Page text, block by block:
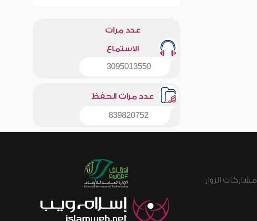
عدد مرات
الاستماع
3095013550
عدد مرات الحفظ
839820752
مشاركات الزوار